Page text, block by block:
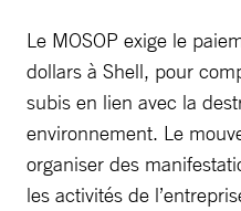
Le MOSOP exige le
dollars à Shell, pour
subis en lien avec la
environnement. Le
organiser des
les activités de